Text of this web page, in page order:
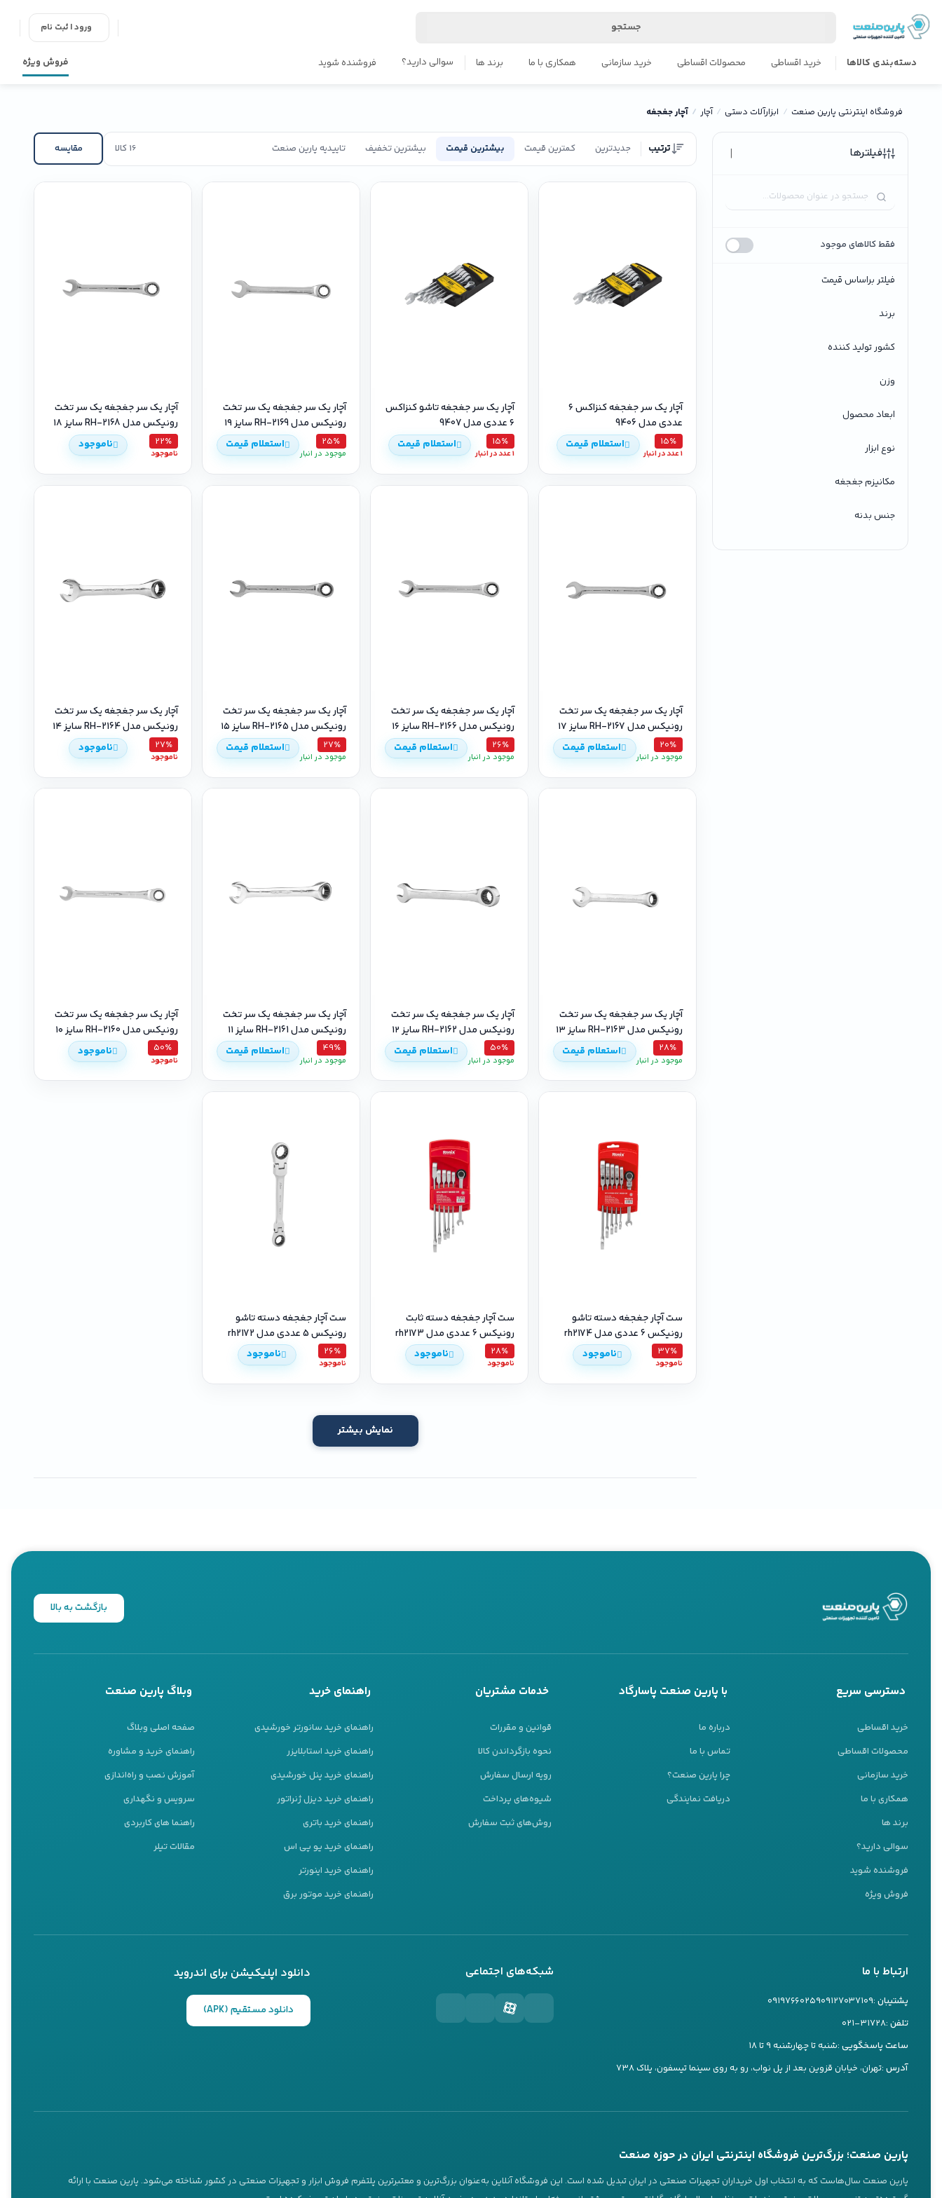
جستجو ورود | ثبت نام
دسته‌بندی کالاها خرید اقساطی محصولات اقساطی خرید سازمانی همکاری با ما برند ها سوالی دارید؟ فروشنده شوید فروش ویژه
فروشگاه اینترنتی پارین صنعت ابزارآلات دستی آچار آچار جغجغه
فیلترها |
فقط کالاهای موجود
فیلتر براساس قیمت
برند
کشور تولید کننده
وزن
ابعاد محصول
نوع ابزار
مکانیزم جغجغه
جنس بدنه
ترتیب جدیدترین کمترین قیمت بیشترین قیمت بیشترین تخفیف تاییدیه پارین صنعت 16 کالا مقایسه
آچار یک سر جغجغه کنزاکس ۶
عددی مدل 9406
15٪
1 عدد در انبار
استعلام قیمت
آچار یک سر جغجغه تاشو کنزاکس
۶ عددی مدل 9407
15٪
1 عدد در انبار
استعلام قیمت
آچار یک سر جغجغه یک سر تخت
رونیکس مدل RH-2169 سایز ۱۹
25٪
موجود در انبار
استعلام قیمت
آچار یک سر جغجغه یک سر تخت
رونیکس مدل RH-2168 سایز ۱۸
22٪
ناموجود
ناموجود
آچار یک سر جغجغه یک سر تخت
رونیکس مدل RH-2167 سایز ۱۷
20٪
موجود در انبار
استعلام قیمت
آچار یک سر جغجغه یک سر تخت
رونیکس مدل RH-2166 سایز ۱۶
26٪
موجود در انبار
استعلام قیمت
آچار یک سر جغجغه یک سر تخت
رونیکس مدل RH-2165 سایز ۱۵
27٪
موجود در انبار
استعلام قیمت
آچار یک سر جغجغه یک سر تخت
رونیکس مدل RH-2164 سایز ۱۴
27٪
ناموجود
ناموجود
آچار یک سر جغجغه یک سر تخت
رونیکس مدل RH-2163 سایز ۱۳
28٪
موجود در انبار
استعلام قیمت
آچار یک سر جغجغه یک سر تخت
رونیکس مدل RH-2162 سایز ۱۲
50٪
موجود در انبار
استعلام قیمت
آچار یک سر جغجغه یک سر تخت
رونیکس مدل RH-2161 سایز ۱۱
49٪
موجود در انبار
استعلام قیمت
آچار یک سر جغجغه یک سر تخت
رونیکس مدل RH-2160 سایز ۱۰
50٪
ناموجود
ناموجود
ست آچار جغجغه دسته تاشو
رونیکس 6 عددی مدل rh2174
37٪
ناموجود
ناموجود
ست آچار جغجغه دسته ثابت
رونیکس 6 عددی مدل rh2173
28٪
ناموجود
ناموجود
ست آچار جغجغه دسته تاشو
رونیکس 5 عددی مدل rh2172
26٪
ناموجود
ناموجود
نمایش بیشتر
بازگشت به بالا
دسترسی سریع
خرید اقساطی
محصولات اقساطی
خرید سازمانی
همکاری با ما
برند ها
سوالی دارید؟
فروشنده شوید
فروش ویژه
با پارین صنعت پاسارگاد
درباره ما
تماس با ما
چرا پارین صنعت؟
دریافت نمایندگی
خدمات مشتریان
قوانین و مقررات
نحوه بازگرداندن کالا
رویه ارسال سفارش
شیوه‌های پرداخت
روش‌های ثبت سفارش
راهنمای خرید
راهنمای خرید سانورتر خورشیدی
راهنمای خرید استابلایزر
راهنمای خرید پنل خورشیدی
راهنمای خرید دیزل ژنراتور
راهنمای خرید باتری
راهنمای خرید یو پی اس
راهنمای خرید اینورتر
راهنمای خرید موتور برق
وبلاگ پارین صنعت
صفحه اصلی وبلاگ
راهنمای خرید و مشاوره
آموزش نصب و راه‌اندازی
سرویس و نگهداری
راهنما های کاربردی
مقالات تیلر
ارتباط با ما
پشتیبان :۰۹۱۲۷۰۳۷۱۰۹۰۹۱۹۷۶۶۰۲۵۹
تلفن :۰۲۱-۳۱۷۲۸
ساعت پاسخگویی :شنبه تا چهارشنبه ۹ تا ۱۸
آدرس :تهران، خیابان قزوین بعد از پل نواب، رو به روی سینما تیسفون، پلاک ۷۳۸
شبکه‌های اجتماعی دانلود اپلیکیشن برای اندروید
دانلود مستقیم (APK)
پارین صنعت؛ بزرگ‌ترین فروشگاه اینترنتی ایران در حوزه صنعت
پارین صنعت سال‌هاست که به انتخاب اول خریداران تجهیزات صنعتی در ایران تبدیل شده است. این فروشگاه آنلاین به‌عنوان بزرگ‌ترین و معتبرترین پلتفرم فروش ابزار و تجهیزات صنعتی در کشور شناخته می‌شود. پارین صنعت با ارائه
پشتیبانی 24 ساعته
ما اینجا هستیم تا به شما کمک کنیم
تیم پشتیبانی ما آماده پاسخگویی به سوالات شماست
کارشناس ۱
تماس تلفنی بله
کارشناس ۲
تماس تلفنی
09197660249
تماس تلفنی در ساعات کاری